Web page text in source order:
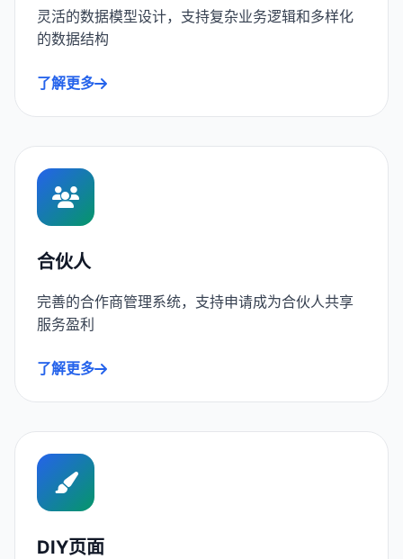
灵活的数据模型设计，支持复杂业务逻辑和多样化
的数据结构
了解更多
合伙人
完善的合作商管理系统，支持申请成为合伙人共享
服务盈利
了解更多
DIY页面